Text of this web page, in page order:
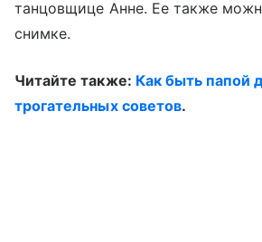
танцовщице Анне. Ее также
снимке.
Читайте также: Как быть папой
трогательных советов.